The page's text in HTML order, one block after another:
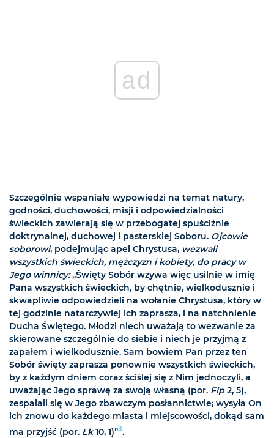
ad
Szczególnie wspaniałe wypowiedzi na temat natury,
godności, duchowości, misji i odpowiedzialności
świeckich zawierają się w przebogatej spuściźnie
doktrynalnej, duchowej i pasterskiej Soboru. Ojcowie
soborowi, podejmując apel Chrystusa, wezwali
wszystkich świeckich, mężczyzn i kobiety, do pracy w
Jego winnicy:„Święty Sobór wzywa więc usilnie w imię
Pana wszystkich świeckich, by chętnie, wielkodusznie i
skwapliwie odpowiedzieli na wołanie Chrystusa, który w
tej godzinie natarczywiej ich zaprasza, i na natchnienie
Ducha Świętego. Młodzi niech uważają to wezwanie za
skierowane szczególnie do siebie i niech je przyjmą z
zapałem i wielkodusznie. Sam bowiem Pan przez ten
Sobór święty zaprasza ponownie wszystkich świeckich,
by z każdym dniem coraz ściślej się z Nim jednoczyli, a
uważając Jego sprawę za swoją własną (por. Flp2, 5),
zespalali się w Jego zbawczym posłannictwie; wysyła On
ich znowu do każdego miasta i miejscowości, dokąd sam
ma przyjść (por. Łk10, 1)”3.